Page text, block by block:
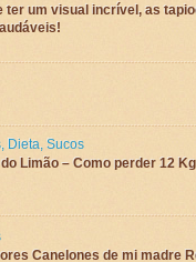
ter um visual incrível, as
, Dieta, Sucos
Limão – Como perder 12
Canelones de mi madre